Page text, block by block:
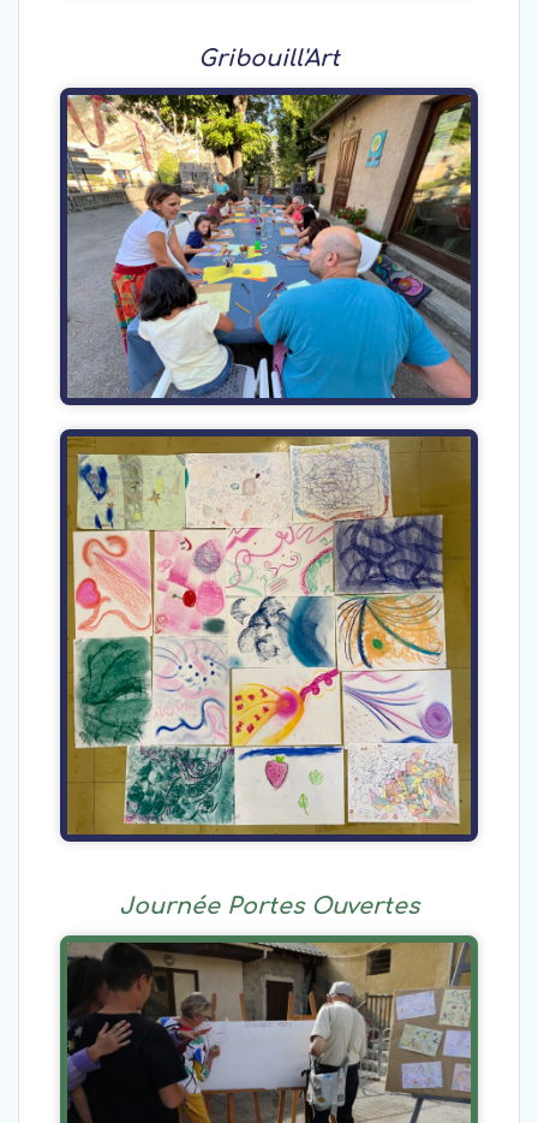
Gribouill'Art
Journée Portes Ouvertes